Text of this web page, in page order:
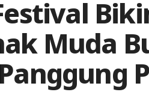
Muda